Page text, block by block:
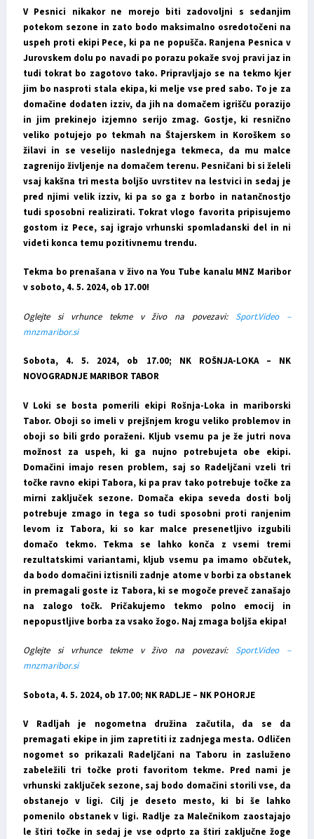
V Pesnici nikakor ne morejo biti zadovoljni s sedanjim
potekom sezone in zato bodo maksimalno osredotočeni na
uspeh proti ekipi Pece, ki pa ne popušča. Ranjena Pesnica v
Jurovskem dolu po navadi po porazu pokaže svoj pravi jaz in
tudi tokrat bo zagotovo tako. Pripravljajo se na tekmo kjer
jim bo nasproti stala ekipa, ki melje vse pred sabo. To je za
domačine dodaten izziv, da jih na domačem igrišču porazijo
in jim prekinejo izjemno serijo zmag. Gostje, ki resnično
veliko potujejo po tekmah na Štajerskem in Koroškem so
žilavi in se veselijo naslednjega tekmeca, da mu malce
zagrenijo življenje na domačem terenu. Pesničani bi si želeli
vsaj kakšna tri mesta boljšo uvrstitev na lestvici in sedaj je
pred njimi velik izziv, ki pa so ga z borbo in natančnostjo
tudi sposobni realizirati. Tokrat vlogo favorita pripisujemo
gostom iz Pece, saj igrajo vrhunski spomladanski del in ni
videti konca temu pozitivnemu trendu.
Tekma bo prenašana v živo na You Tube kanalu MNZ Maribor
v soboto, 4. 5. 2024, ob 17.00!
Oglejte si vrhunce tekme v živo na povezavi: Sport.Video –
mnzmaribor.si
Sobota, 4. 5. 2024, ob 17.00; NK ROŠNJA-LOKA – NK
NOVOGRADNJE MARIBOR TABOR
V Loki se bosta pomerili ekipi Rošnja-Loka in mariborski
Tabor. Oboji so imeli v prejšnjem krogu veliko problemov in
oboji so bili grdo poraženi. Kljub vsemu pa je že jutri nova
možnost za uspeh, ki ga nujno potrebujeta obe ekipi.
Domačini imajo resen problem, saj so Radeljčani vzeli tri
točke ravno ekipi Tabora, ki pa prav tako potrebuje točke za
mirni zaključek sezone. Domača ekipa seveda dosti bolj
potrebuje zmago in tega so tudi sposobni proti ranjenim
levom iz Tabora, ki so kar malce presenetljivo izgubili
domačo tekmo. Tekma se lahko konča z vsemi tremi
rezultatskimi variantami, kljub vsemu pa imamo občutek,
da bodo domačini iztisnili zadnje atome v borbi za obstanek
in premagali goste iz Tabora, ki se mogoče preveč zanašajo
na zalogo točk. Pričakujemo tekmo polno emocij in
nepopustljive borba za vsako žogo. Naj zmaga boljša ekipa!
Oglejte si vrhunce tekme v živo na povezavi: Sport.Video –
mnzmaribor.si
Sobota, 4. 5. 2024, ob 17.00; NK RADLJE – NK POHORJE
V Radljah je nogometna družina začutila, da se da
premagati ekipe in jim zapretiti iz zadnjega mesta. Odličen
nogomet so prikazali Radeljčani na Taboru in zasluženo
zabeležili tri točke proti favoritom tekme. Pred nami je
vrhunski zaključek sezone, saj bodo domačini storili vse, da
obstanejo v ligi. Cilj je deseto mesto, ki bi še lahko
pomenilo obstanek v ligi. Radlje za Malečnikom zaostajajo
le štiri točke in sedaj je vse odprto za štiri zaključne žoge